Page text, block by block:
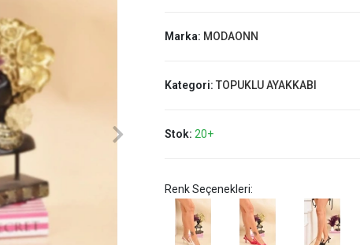
Marka: MODAONN
Kategori: TOPUKLU AYAKKABI
Stok: 20+
Renk Seçenekleri: